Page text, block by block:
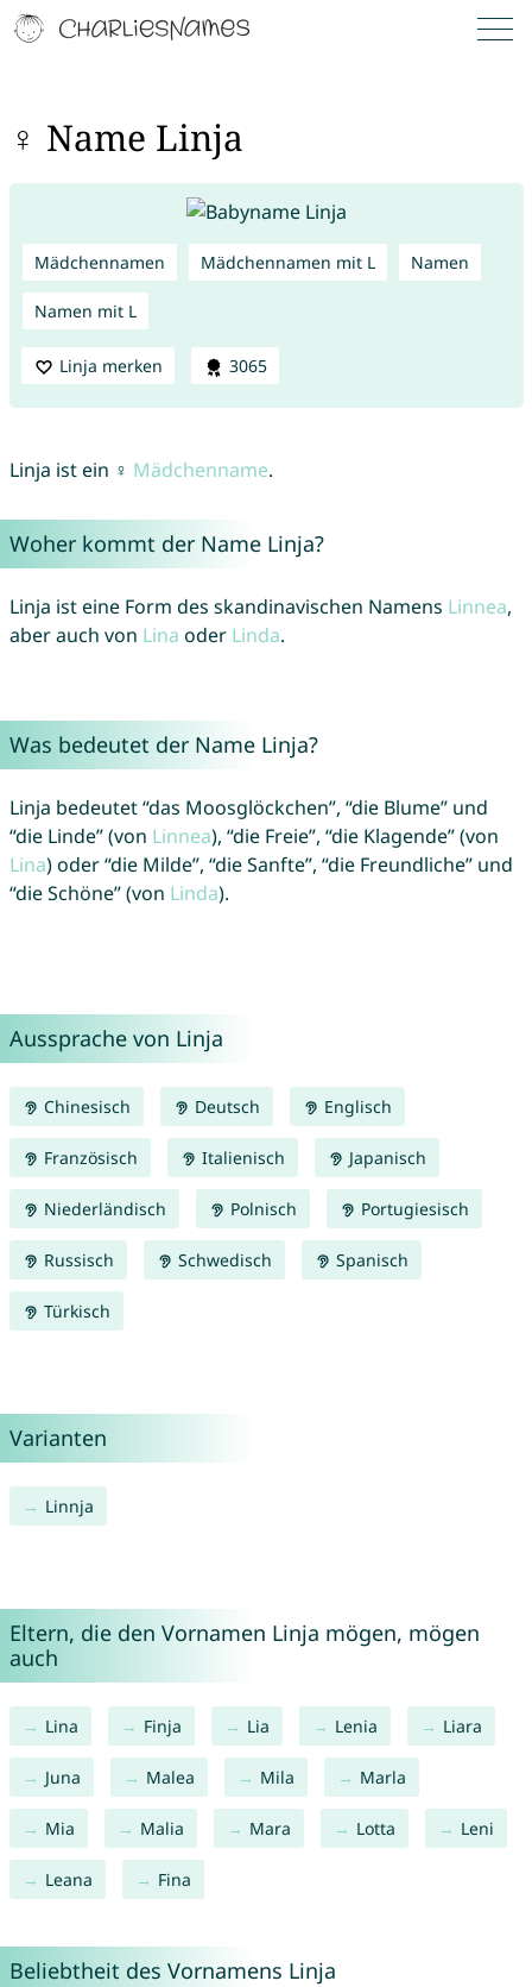
♀ Name Linja
Mädchennamen Mädchennamen mit L Namen
Namen mit L
Linja merken 3065
Linja ist ein ♀ Mädchenname.
Woher kommt der Name Linja?
Linja ist eine Form des skandinavischen Namens Linnea,
aber auch von Lina oder Linda.
Was bedeutet der Name Linja?
Linja bedeutet “das Moosglöckchen”, “die Blume” und
“die Linde” (von Linnea), “die Freie”, “die Klagende” (von
Lina) oder “die Milde”, “die Sanfte”, “die Freundliche” und
“die Schöne” (von Linda).
Aussprache von Linja
Chinesisch Deutsch Englisch
Französisch Italienisch Japanisch
Niederländisch Polnisch Portugiesisch
Russisch Schwedisch Spanisch
Türkisch
Varianten
Linnja
Eltern, die den Vornamen Linja mögen, mögen
auch
Lina Finja Lia Lenia Liara
Juna Malea Mila Marla
Mia Malia Mara Lotta Leni
Leana Fina
Beliebtheit des Vornamens Linja